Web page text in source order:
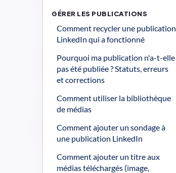
GÉRER LES PUBLICATIONS
Comment recycler une publication
LinkedIn qui a fonctionné
Pourquoi ma publication n'a-t-elle
pas été publiée ? Statuts, erreurs
et corrections
Comment utiliser la bibliothèque
de médias
Comment ajouter un sondage à
une publication LinkedIn
Comment ajouter un titre aux
médias téléchargés (image,